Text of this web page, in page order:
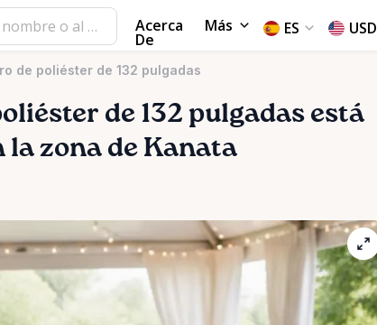
Acerca
De
Más ES USD
de poliéster de 132 pulgadas
de 132 pulgadas está
zona de Kanata